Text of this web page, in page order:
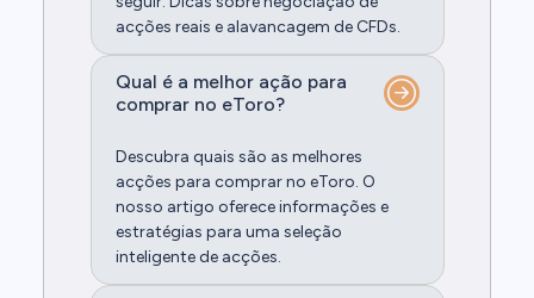
acções reais e alavancagem de CFDs.
Qual é a melhor ação para
comprar no eToro?
Descubra quais são as melhores
acções para comprar no eToro. O
nosso artigo oferece informações e
estratégias para uma seleção
inteligente de acções.